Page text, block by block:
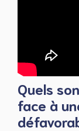
Quels
face à